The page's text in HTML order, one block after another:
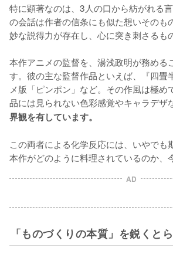
特に顕著なのは、3人の口から紡がれる
の会話は作者の信条にも似た想いそのも
妙な説得力が存在し、心に突き刺さるも
本作アニメの監督を、湯浅政明が務める
す。彼の主な監督作品といえば、『四畳
メ版「ピンポン」など。その作風は極め
品には見られない色彩感覚やキャラデザ
界観を有しています。
この両者による化学反応には、いやでも
本作がどのように料理されているのか、
AD
「ものづくりの本質」を鋭くと